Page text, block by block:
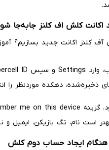
اکانت کلش اف کلنز جابه‌جا
دهکده موردنظر را
است نام، تگ بازیکن، ایمیل
هنگام ایجاد حساب دوم کلش